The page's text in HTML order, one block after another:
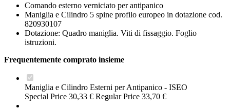
Comando esterno verniciato per antipanico
Maniglia e Cilindro 5 spine profilo europeo in dotazione cod.
820930107
Dotazione: Quadro maniglia. Viti di fissaggio. Foglio
istruzioni.
Frequentemente comprato insieme
Maniglia e Cilindro Esterni per Antipanico - ISEO
Special Price 30,33 € Regular Price 33,70 €